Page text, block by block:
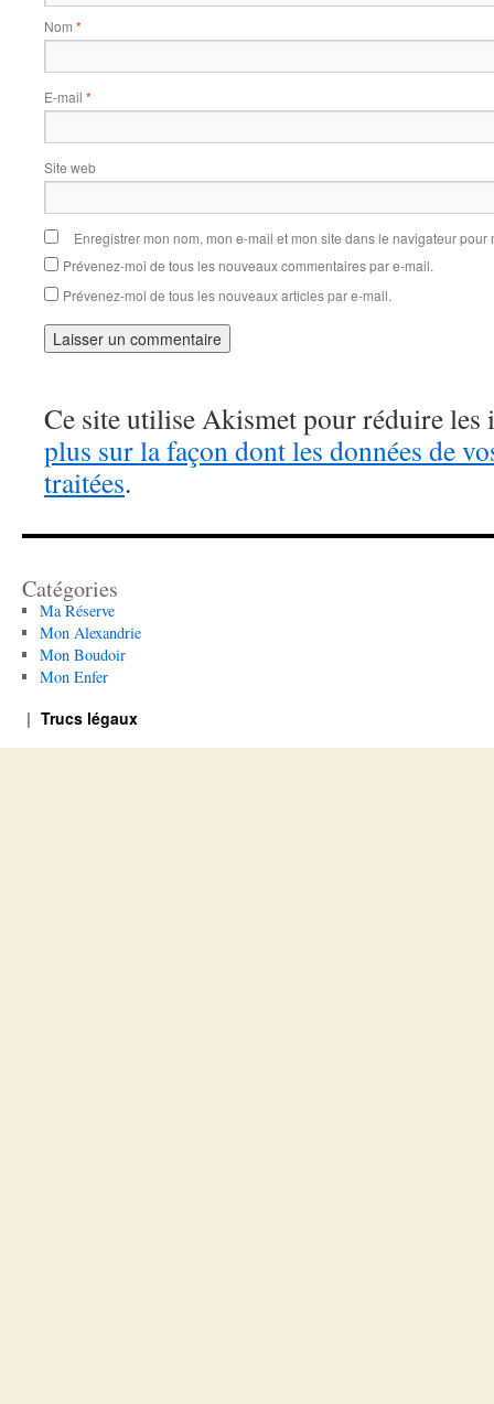
Nom *
E-mail *
Site web
Enregistrer mon nom, mon e-mail et mon site dans le navigateur
Prévenez-moi de tous les nouveaux commentaires par e-mail.
Prévenez-moi de tous les nouveaux articles par e-mail.
Ce site utilise Akismet pour réduire les
plus sur la façon dont les données de
traitées.
Catégories
Ma Réserve
Mon Alexandrie
Mon Boudoir
Mon Enfer
Trucs légaux